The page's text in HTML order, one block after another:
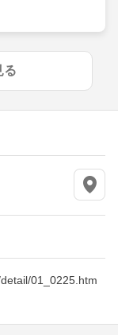
る
01_0225.htm